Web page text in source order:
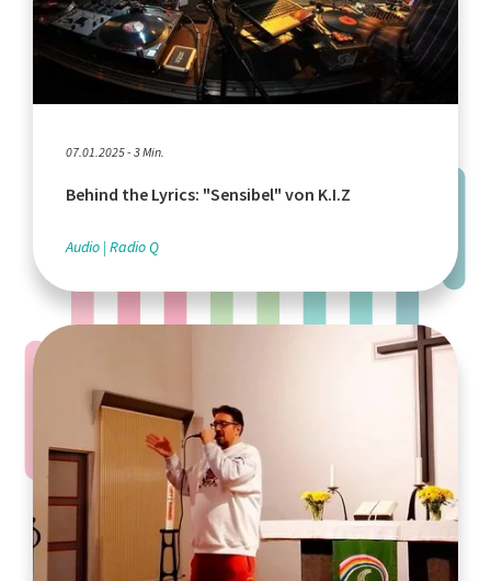
07.01.2025 - 3 Min.
Behind the Lyrics: "Sensibel" von K.I.Z
Audio Radio Q